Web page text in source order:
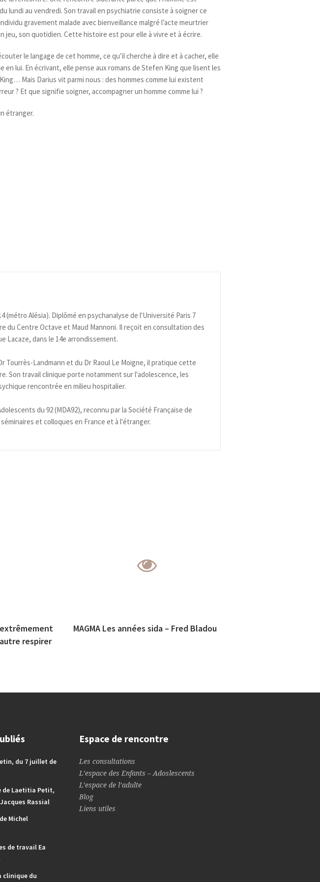
lundi au vendredi. Son travail en psychiatrie consiste à soigner ce
gravement malade avec bienveillance malgré l’acte meurtrier
jeu, son quotidien. Cette histoire est pour elle à vivre et à écrire.
le langage de cet homme, ce qu’il cherche à dire et à cacher, elle
lui. En écrivant, elle pense aux romans de Stefen King que lisent les
Mais Darius vit parmi nous : des hommes comme lui existent
? Et que signifie soigner, accompagner un homme comme lui ?
étranger.
(métro Alésia). Diplômé en psychanalyse de l'Université Paris 7
du Centre Octave et Maud Mannoni. Il reçoit en consultation des
Lacaze, dans le 14e arrondissement.
Tourrès-Landmann et du Dr Raoul Le Moigne, il pratique cette
Son travail clinique porte notamment sur l'adolescence, les
rencontrée en milieu hospitalier.
du 92 (MDA92), reconnu par la Société Française de
et colloques en France et à l'étranger.
respirer
MAGMA Les années sida – Fred Bladou
du 7 juillet de
de Laetitia Petit,
Rassial
Michel
de travail Ea
clinique du
Espace de rencontre
Les consultations
L’espace des Enfants – Adoslescents
L’espace de l’adulte
Blog
Liens utiles